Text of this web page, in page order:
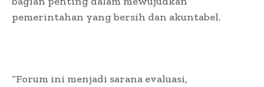
pemerintahan yang bersih dan akuntabel.
“Forum ini menjadi sarana evaluasi,